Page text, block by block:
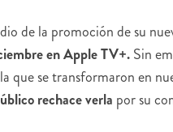
de la promoción de su
en Apple TV+.Sin
que se transformaron en
rechace verla por su